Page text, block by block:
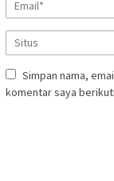
Simpan nama,
komentar saya